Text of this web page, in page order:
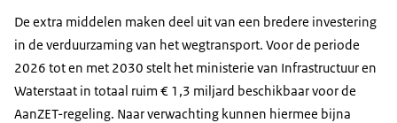
De extra middelen maken deel uit van een bredere investering
in de verduurzaming van het wegtransport. Voor de periode
2026 tot en met 2030 stelt het ministerie van Infrastructuur en
Waterstaat in totaal ruim € 1,3 miljard beschikbaar voor de
AanZET-regeling. Naar verwachting kunnen hiermee bijna